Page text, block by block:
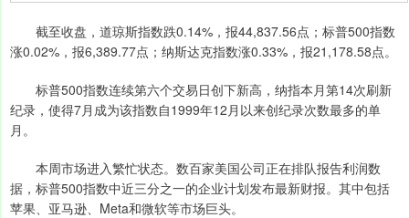
截至收盘，道琼斯指数跌0.14%，报44,837.56点；标普500指数
涨0.02%，报6,389.77点；纳斯达克指数涨0.33%，报21,178.58点。
标普500指数连续第六个交易日创下新高，纳指本月第14次刷新
纪录，使得7月成为该指数自1999年12月以来创纪录次数最多的单
月。
本周市场进入繁忙状态。数百家美国公司正在排队报告利润数
据，标普500指数中近三分之一的企业计划发布最新财报。其中包括
苹果、亚马逊、Meta和微软等市场巨头。